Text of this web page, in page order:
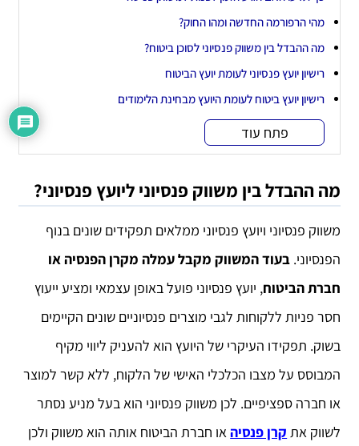
מהי הרפורמה החדשה ומהו החוק?
מה ההבדל בין משווק פנסיוני לסוכן ביטוח?
רישיון יועץ פנסיוני לעומת יועץ הביטוח
רישיון יועץ ביטוח לעומת היועץ מבחינת הלימודים
פתח עוד
מה ההבדל בין משווק פנסיוני ליועץ פנסיוני?
משווק פנסיוני ויועץ פנסיוני ממלאים תפקידים שונים בנוף
הפנסיוני. בעוד המשווק מקבל עמלה מקרן הפנסיה או
חברת הביטוח, יועץ פנסיוני פועל באופן עצמאי ומציע ייעוץ
חסר פניות ללקוחות לגבי מוצרים פנסיוניים שונים הקיימים
בשוק. תפקידו העיקרי של היועץ הוא להעניק ליווי מקיף
המבוסס על מצבו הכלכלי האישי של הלקוח, ללא קשר למוצר
או חברה ספציפיים. לכן משווק פנסיוני הוא בעל מניע נסתר
לשווק את קרן פנסיהאו חברת הביטוח אותה הוא משווק ולכן